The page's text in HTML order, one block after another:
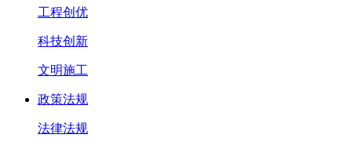
工程创优
科技创新
文明施工
政策法规
法律法规